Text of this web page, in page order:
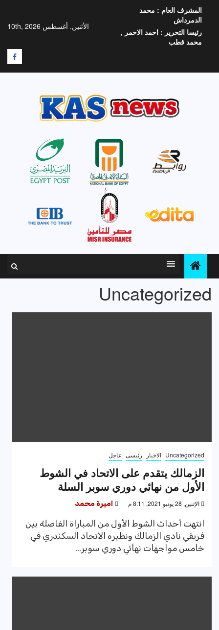
المحتوى
الأثنين. أغسطس 10th, 2026
المشرف العام : محمد
الدمرداش
رئيسا التحرير : احمد الاحمر ,
محمد قطب
F
Uncategorized
Uncategorized الاخبار رئيسى عاجل
الزمالك يتقدم على الاتحاد في الشوط
الأول من نهائي دوري سوبر السلة
الإثنين, 28 يونيو 2021, 8:11 م اميرة محمد
انتهت أحداث الشوط الأول من المباراة الفاصلة بين
فريقي نادي الزمالك ونظيره الاتحاد السكندري في
خامس مواجهات نهائي دوري سوبر...